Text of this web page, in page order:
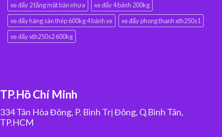
xe đẩy 2 tầng mặt bàn nhựa
xe đẩy 4 bánh 200kg
xe đẩy hàng sàn thép 600kg 4 bánh xe
xe đẩy phong thạnh xth250s1
xe đẩy xth250s2 600kg
TP.Hồ Chí Minh
334 Tân Hòa Đông, P. Bình Trị Đông, Q.Bình Tân,
TP.HCM